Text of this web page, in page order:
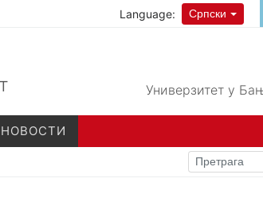
Language: Српски
Универзитет у
НОВОСТИ